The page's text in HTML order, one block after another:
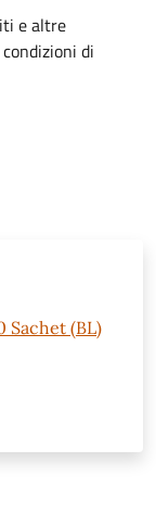
e altre
di
Sachet (BL)